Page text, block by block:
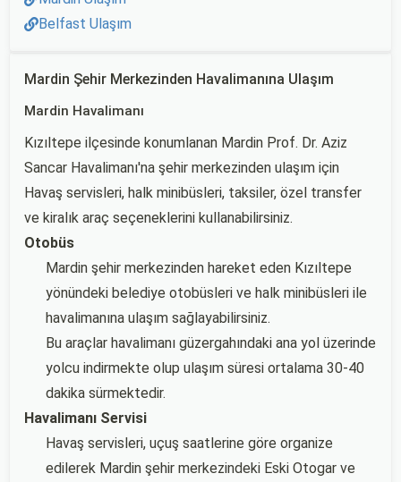
Belfast Ulaşım
Mardin Şehir Merkezinden Havalimanına Ulaşım
Mardin Havalimanı
Kızıltepe ilçesinde konumlanan Mardin Prof. Dr. Aziz
Sancar Havalimanı'na şehir merkezinden ulaşım için
Havaş servisleri, halk minibüsleri, taksiler, özel transfer
ve kiralık araç seçeneklerini kullanabilirsiniz.
Otobüs
Mardin şehir merkezinden hareket eden Kızıltepe
yönündeki belediye otobüsleri ve halk minibüsleri ile
havalimanına ulaşım sağlayabilirsiniz.
Bu araçlar havalimanı güzergahındaki ana yol üzerinde
yolcu indirmekte olup ulaşım süresi ortalama 30-40
dakika sürmektedir.
Havalimanı Servisi
Havaş servisleri, uçuş saatlerine göre organize
edilerek Mardin şehir merkezindeki Eski Otogar ve